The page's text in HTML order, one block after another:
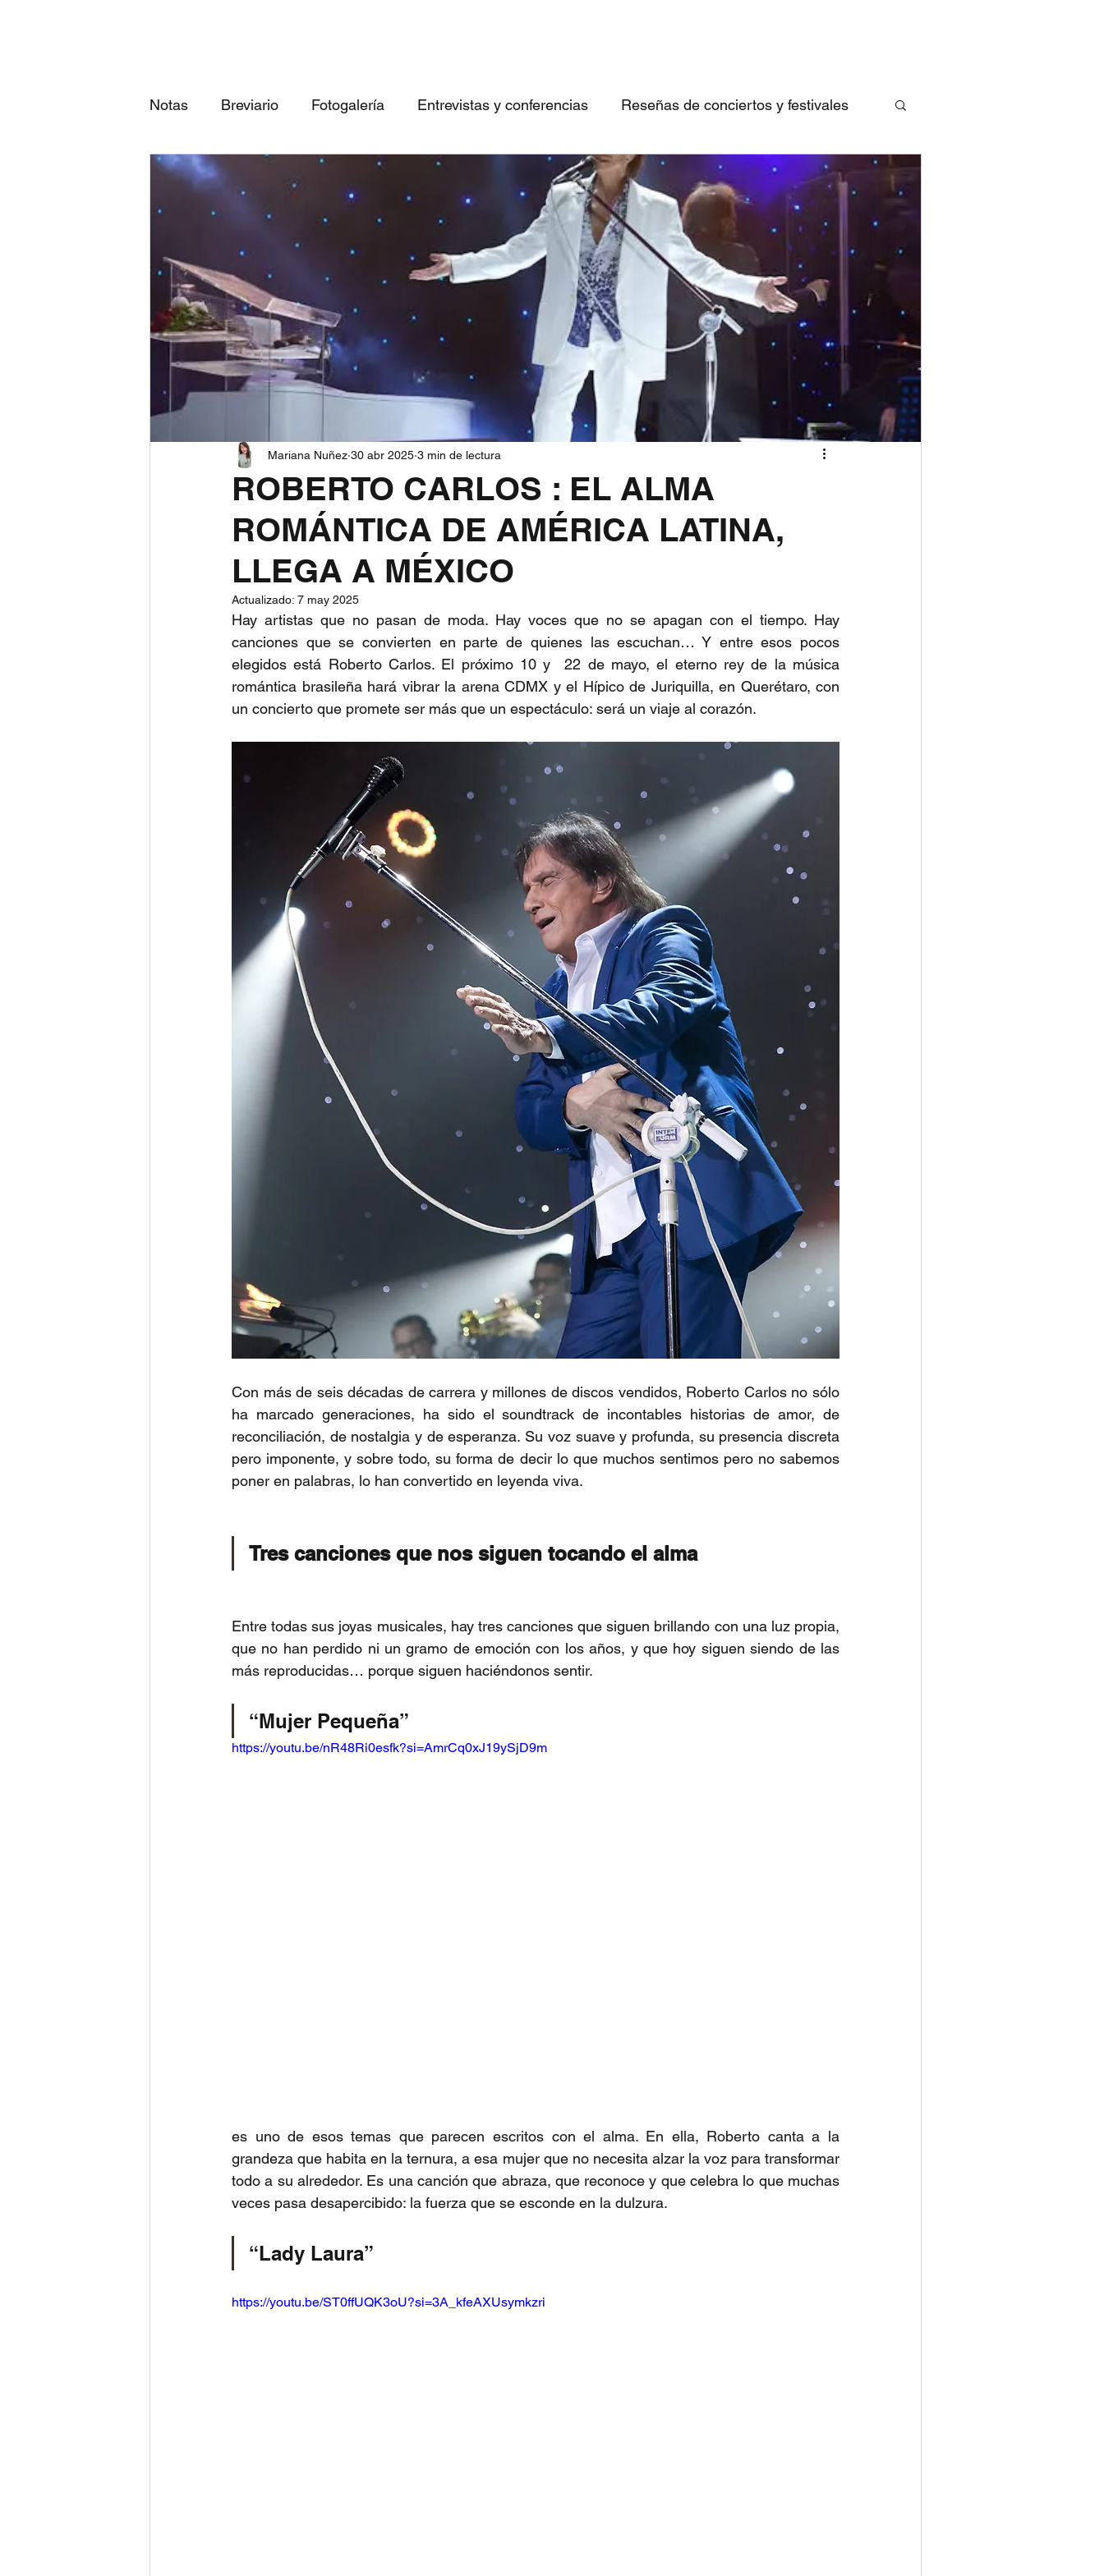
Notas Breviario Fotogalería Entrevistas y conferencias Reseñas de conciertos y festivales
Próximos eventos Las 3 canciones imperdibles Conociendo bandas
ROBERTO CARLOS : EL ALMA
ROMÁNTICA DE AMÉRICA LATINA,
LLEGA A MÉXICO
Mariana Nuñez 30 abr 2025 3 min de lectura
Actualizado: 7 may 2025
Hay artistas que no pasan de moda. Hay voces que no se apagan con el tiempo. Hay
canciones que se convierten en parte de quienes las escuchan… Y entre esos pocos
elegidos está Roberto Carlos. El próximo 10 y  22 de mayo, el eterno rey de la música
romántica brasileña hará vibrar la arena CDMX y el Hípico de Juriquilla, en Querétaro, con
un concierto que promete ser más que un espectáculo: será un viaje al corazón.
Con más de seis décadas de carrera y millones de discos vendidos, Roberto Carlos no sólo
ha marcado generaciones, ha sido el soundtrack de incontables historias de amor, de
reconciliación, de nostalgia y de esperanza. Su voz suave y profunda, su presencia discreta
pero imponente, y sobre todo, su forma de decir lo que muchos sentimos pero no sabemos
poner en palabras, lo han convertido en leyenda viva.
Tres canciones que nos siguen tocando el alma
Entre todas sus joyas musicales, hay tres canciones que siguen brillando con una luz propia,
que no han perdido ni un gramo de emoción con los años, y que hoy siguen siendo de las
más reproducidas… porque siguen haciéndonos sentir.
“Mujer Pequeña”
https://youtu.be/nR48Ri0esfk?si=AmrCq0xJ19ySjD9m
es uno de esos temas que parecen escritos con el alma. En ella, Roberto canta a la
grandeza que habita en la ternura, a esa mujer que no necesita alzar la voz para transformar
todo a su alrededor. Es una canción que abraza, que reconoce y que celebra lo que muchas
veces pasa desapercibido: la fuerza que se esconde en la dulzura.
“Lady Laura”
https://youtu.be/ST0ffUQK3oU?si=3A_kfeAXUsymkzri